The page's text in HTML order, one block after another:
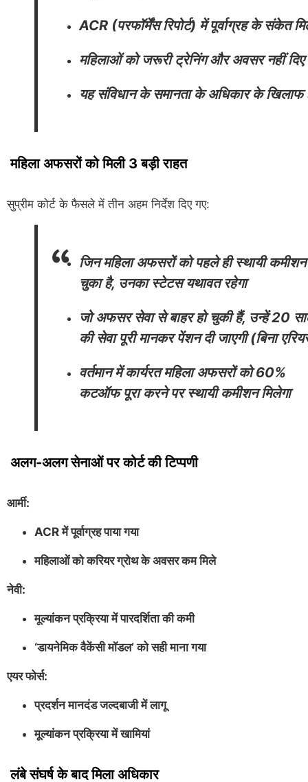
ACR (परफॉर्मेंस रिपोर्ट) में पूर्वाग्रह के संकेत
महिलाओं को जरूरी ट्रेनिंग और अवसर नहीं दिए
यह संविधान के समानता के अधिकार के खिलाफ
महिला अफसरों को मिली 3 बड़ी राहत
सुप्रीम कोर्ट के फैसले में तीन अहम निर्देश दिए गए:
जिन महिला अफसरों को पहले ही स्थायी
चुका है, उनका स्टेटस यथावत रहेगा
जो अफसर सेवा से बाहर हो चुकी हैं, उन्हें 20
की सेवा पूरी मानकर पेंशन दी जाएगी (बिना
वर्तमान में कार्यरत महिला अफसरों को 60%
कटऑफ पूरा करने पर स्थायी कमीशन मिलेगा
अलग-अलग सेनाओं पर कोर्ट की टिप्पणी
आर्मी:
ACR में पूर्वाग्रह पाया गया
महिलाओं को करियर ग्रोथ के अवसर कम मिले
नेवी:
मूल्यांकन प्रक्रिया में पारदर्शिता की कमी
‘डायनेमिक वैकेंसी मॉडल’ को सही माना गया
एयर फोर्स:
प्रदर्शन मानदंड जल्दबाजी में लागू
मूल्यांकन प्रक्रिया में खामियां
लंबे संघर्ष के बाद मिला अधिकार